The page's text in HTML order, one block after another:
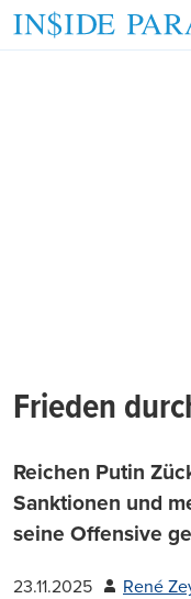
Frieden
Reichen Putin
Sanktionen und
seine Offensive
23.11.2025 René